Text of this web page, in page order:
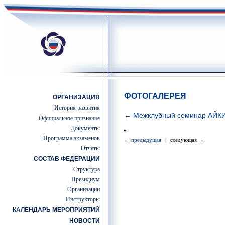
ОРГАНИЗАЦИЯ
История развития
Официальное признание
Документы
Программа экзаменов
Отчеты
СОСТАВ ФЕДЕРАЦИИ
Структура
Президиум
Организации
Инструкторы
КАЛЕНДАРЬ МЕРОПРИЯТИЙ
НОВОСТИ
ФОТОГАЛЕРЕЯ
← Межклубный семинар
← предыдущая | следующая →